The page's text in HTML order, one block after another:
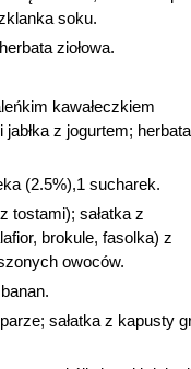
soku.
ziołowa.
kawałeczkiem
jabłka z jogurtem; herbata
(2.5%),1 sucharek.
tostami); sałatka z
brokule, fasolka) z
owoców.
sałatka z kapusty